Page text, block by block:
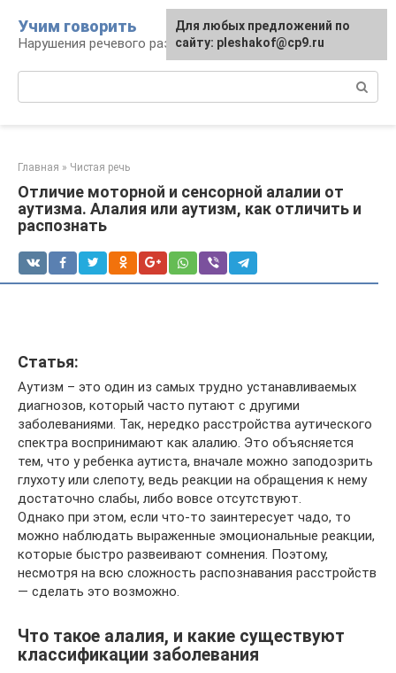
контенту
Учим говорить
Нарушения речевого развития
Главная » Чистая речь
Отличие моторной и сенсорной алалии от
аутизма. Алалия или аутизм, как отличить и
распознать
Статья:
Аутизм – это один из самых трудно устанавливаемых
диагнозов, который часто путают с другими
заболеваниями. Так, нередко расстройства аутического
спектра воспринимают как алалию. Это объясняется
тем, что у ребенка аутиста, вначале можно заподозрить
глухоту или слепоту, ведь реакции на обращения к нему
достаточно слабы, либо вовсе отсутствуют.
Однако при этом, если что-то заинтересует чадо, то
можно наблюдать выраженные эмоциональные реакции,
которые быстро развеивают сомнения. Поэтому,
несмотря на всю сложность распознавания расстройств
— сделать это возможно.
Что такое алалия, и какие существуют
классификации заболевания
Для любых предложений по
сайту: pleshakof@cp9.ru